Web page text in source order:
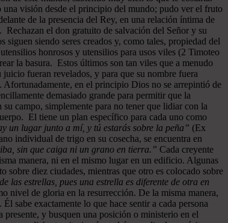
visión desde el principio del mundo; pudo ver el fruto
de la presencia del Rey, en una relación íntima de
Rechazan el don gratuito de salvación del Señor y su
siendo seres creados y, como tales, propiedad del
honrosos y utensilios para usos viles (2 Timoteo
la basura. Estos últimos son tan viles que a menudo
fueran revelados, y para que su nombre fuera
Afortunadamente, en el principio Dios no se arrepintió de
demasiado grande para permitir que la
campo, simplemente para no tener que lidiar con la
El tiene un plan específico para cada uno como
un lugar junto a mí, y tú estarás sobre la peña” (Ex
individual de trigo en su cosecha, se encuentra en
sin que caiga ni un grano en tierra.” Cada creyente
manera, ni en el mismo lugar en un edificio. Algunas
sobre diez ciudades, mientras que otro es colocado sobre
estrellas, pues una estrella es diferente de otra en
nivel de gloria en la resurrección. De la misma manera,
sabe exactamente lo que hace sentir a cada persona
presente, y busquen una posición o ministerio en el